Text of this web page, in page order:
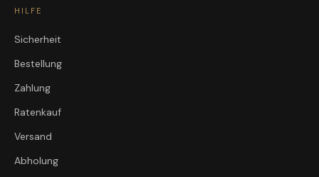
HILFE
Sicherheit
Bestellung
Zahlung
Ratenkauf
Versand
Abholung